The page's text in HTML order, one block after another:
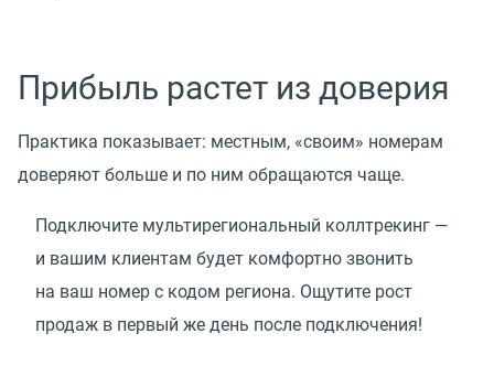
Прибыль растет из доверия
Практика показывает: местным, «своим» номерам
доверяют больше и по ним обращаются чаще.
Подключите мультирегиональный коллтрекинг —
и вашим клиентам будет комфортно звонить
на ваш номер с кодом региона. Ощутите рост
продаж в первый же день после подключения!